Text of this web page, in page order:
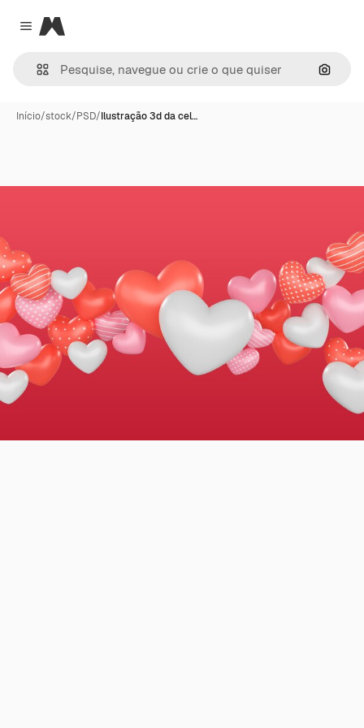
Close menu
Magnific
Início/stock/PSD/Ilustração 3d da cel…